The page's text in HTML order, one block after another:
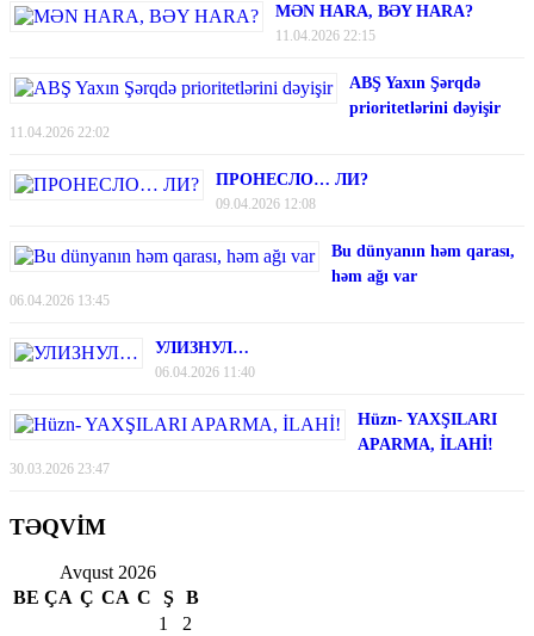
MƏN HARA, BƏY HARA?
11.04.2026 22:15
ABŞ Yaxın Şərqdə
prioritetlərini dəyişir
11.04.2026 22:02
ПРОНЕСЛО… ЛИ?
09.04.2026 12:08
Bu dünyanın həm qarası,
həm ağı var
06.04.2026 13:45
УЛИЗНУЛ…
06.04.2026 11:40
Hüzn- YAXŞILARI
APARMA, İLAHİ!
30.03.2026 23:47
TƏQVİM
Avqust 2026
BE ÇA Ç CA C Ş
B
1
2